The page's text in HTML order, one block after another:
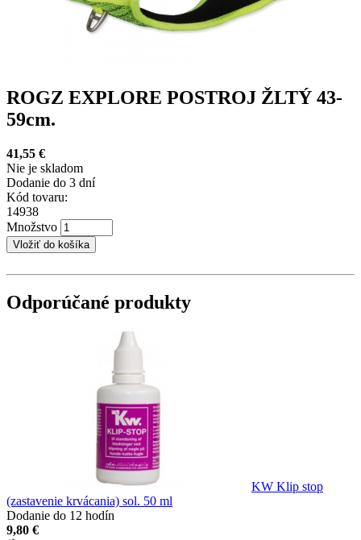
ROGZ EXPLORE POSTROJ ŽLTÝ 43-
59cm.
41,55 €
Nie je skladom
Dodanie do 3 dní
Kód tovaru:
14938
Množstvo
Odporúčané produkty
KW Klip stop
(zastavenie krvácania) sol. 50 ml
Dodanie do 12 hodín
9,80 €